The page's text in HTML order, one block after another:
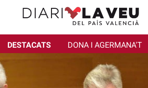
DESTACATS DONA I AGERMANA'T